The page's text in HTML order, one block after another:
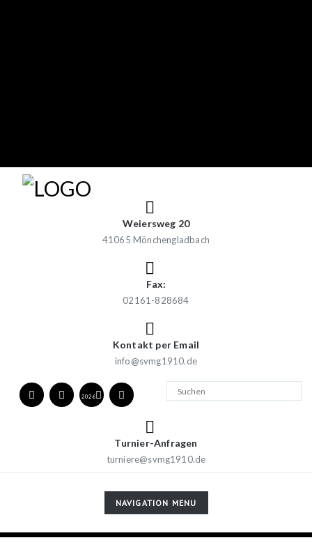
Weiersweg 20
41065 Mönchengladbach
Fax:
02161-828684
Kontakt per Email
info@svmg1910.de
2026
Turnier-Anfragen
turniere@svmg1910.de
TOGGLE
NAVIGATION
NAVIGATION MENU